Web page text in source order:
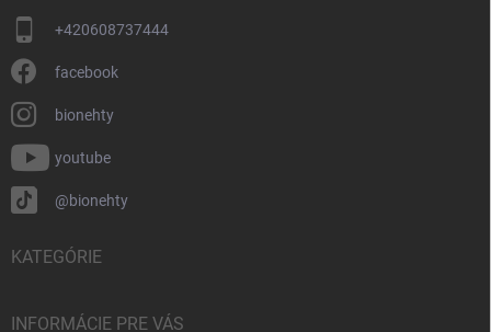
+420608737444
facebook
bionehty
youtube
@bionehty
KATEGÓRIE
INFORMÁCIE PRE VÁS